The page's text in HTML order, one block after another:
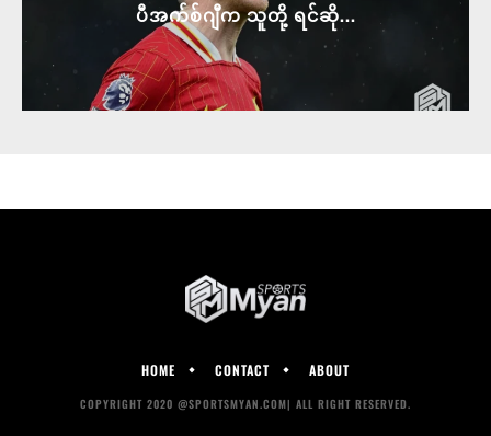
ပီအက်စ်ဂျီက သူတို့ ရင်ဆို...
HOME CONTACT ABOUT
COPYRIGHT 2020 @SPORTSMYAN.COM| ALL RIGHT RESERVED.